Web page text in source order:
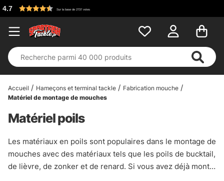
Accueil Hameçons et terminal tackle
Fabrication mouche
Matériel de montage de mouches
Matériel poils
Les matériaux en poils sont populaires dans le montage de
mouches avec des matériaux tels que les poils de bucktail,
de lièvre, de zonker et de renard. Si vous avez déjà monté